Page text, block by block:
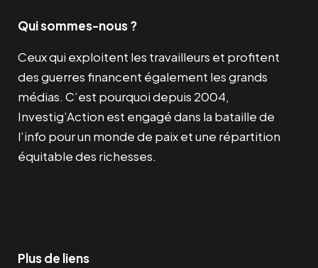
Qui sommes-nous ?
Ceux qui exploitent les travailleurs et profitent
des guerres financent également les grands
médias. C’est pourquoi depuis 2004,
Investig’Action est engagé dans la bataille de
l’info pour un monde de paix et une répartition
équitable des richesses.
Plus de liens